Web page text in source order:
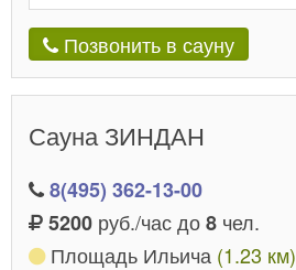
Позвонить в сауну
Сауна ЗИНДАН
8(495) 362-13-00
5200 руб./час до8 чел.
Площадь Ильича (1.23 км)